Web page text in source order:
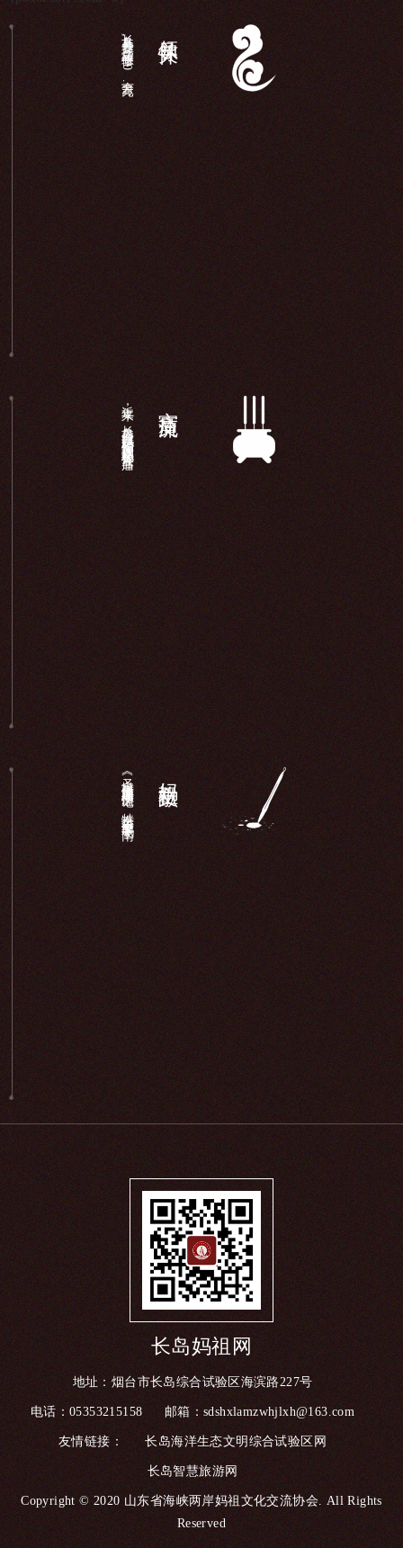
长岛县各界,庙宇维修（340余万元）...
近年来，长岛显应宫以妈祖信仰为载体积极开展宫庙...
《圣墩祖庙重建顺济庙记》：特奏名进士廖鹏飞于南...
长岛妈祖网
地址：烟台市长岛综合试验区海滨路227号
电话：05353215158 邮箱：sdshxlamzwhjlxh@163.com
友情链接： 长岛海洋生态文明综合试验区网
长岛智慧旅游网
Copyright © 2020 山东省海峡两岸妈祖文化交流协会. All Rights
Reserved